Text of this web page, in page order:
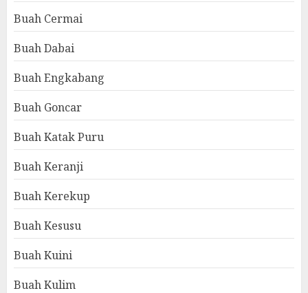
Buah Cermai
Buah Dabai
Buah Engkabang
Buah Goncar
Buah Katak Puru
Buah Keranji
Buah Kerekup
Buah Kesusu
Buah Kuini
Buah Kulim